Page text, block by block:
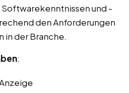
und -
den Anforderungen
in der Branche.
: